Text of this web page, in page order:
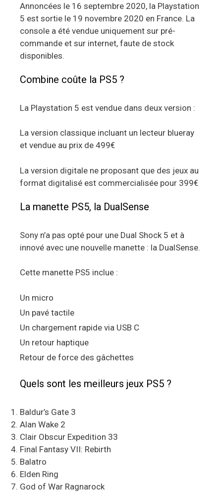
Annoncées le 16 septembre 2020, la Playstation
5 est sortie le 19 novembre 2020 en France. La
console a été vendue uniquement sur pré-
commande et sur internet, faute de stock
disponibles.
Combine coûte la PS5 ?
La Playstation 5 est vendue dans deux version :
La version classique incluant un lecteur blueray
et vendue au prix de 499€
La version digitale ne proposant que des jeux au
format digitalisé est commercialisée pour 399€
La manette PS5, la DualSense
Sony n’a pas opté pour une Dual Shock 5 et à
innové avec une nouvelle manette : la DualSense.
Cette manette PS5 inclue :
Un micro
Un pavé tactile
Un chargement rapide via USB C
Un retour haptique
Retour de force des gâchettes
Quels sont les meilleurs jeux PS5 ?
Baldur’s Gate 3
Alan Wake 2
Clair Obscur Expedition 33
Final Fantasy VII: Rebirth
Balatro
Elden Ring
God of War Ragnarock